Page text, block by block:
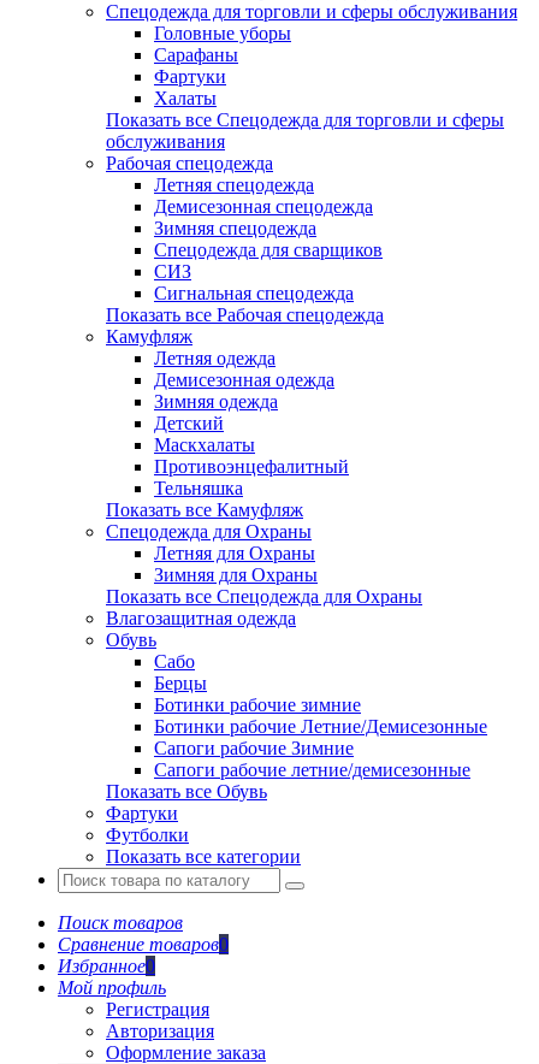
Спецодежда для торговли и сферы обслуживания
Головные уборы
Сарафаны
Фартуки
Халаты
Показать все Спецодежда для торговли и сферы
обслуживания
Рабочая спецодежда
Летняя спецодежда
Демисезонная спецодежда
Зимняя спецодежда
Спецодежда для сварщиков
СИЗ
Сигнальная спецодежда
Показать все Рабочая спецодежда
Камуфляж
Летняя одежда
Демисезонная одежда
Зимняя одежда
Детский
Маскхалаты
Противоэнцефалитный
Тельняшка
Показать все Камуфляж
Спецодежда для Охраны
Летняя для Охраны
Зимняя для Охраны
Показать все Спецодежда для Охраны
Влагозащитная одежда
Обувь
Сабо
Берцы
Ботинки рабочие зимние
Ботинки рабочие Летние/Демисезонные
Сапоги рабочие Зимние
Сапоги рабочие летние/демисезонные
Показать все Обувь
Фартуки
Футболки
Показать все категории
Поиск товаров
Сравнение товаров0
Избранное0
Мой профиль
Регистрация
Авторизация
Оформление заказа